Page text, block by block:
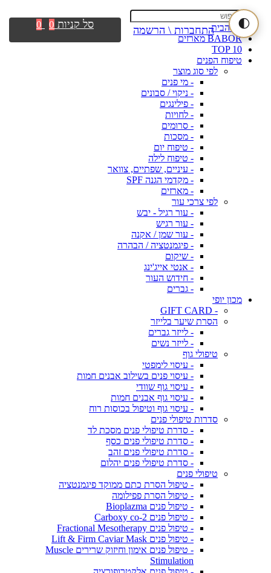
🌓דף הבית
BABOR מארזים
TOP 10
טיפוח הפנים
לפי סוג מוצר
- מי פנים
- ניקוי / סבונים
- פילינגים
- לחויות
- סרומים
- מסכות
- טיפוח יום
- טיפוח לילה
- עיניים, שפתיים, צוואר
- מקדמי הגנה SPF
- מארזים
לפי צרכי עור
- עור רגיל - יבש
- עור רגיש
- עור שמן / אקנה
- פיגמנטציה / הבהרה
- שיקום
- אנטי אייג'ינג
- חידוש העור
- גברים
מכון יופי
- GIFT CARD
הסרת שיער בלייזר
- לייזר גברים
- לייזר נשים
טיפולי גוף
- עיסוי לימפטי
- עיסוי פנים בשילוב אבנים חמות
- עיסוי גוף שוודי
- עיסוי גוף אבנים חמות
- עיסוי גוף וטיפול בכוסות רוח
סדרות טיפולי פנים
- סדרת טיפולי פנים מסכת לד
- סדרת טיפולי פנים כסף
- סדרת טיפולי פנים זהב
- סדרת טיפולי פנים יהלום
טיפולי פנים
- טיפול הסרת כתם ממוקד פיגמנטציה
- טיפול הסרת פפילומה
- טיפול פנים Bioplazma
- טיפול פנים Carboxy co-2
- טיפול פנים Fractional Mesotherapy
- טיפול פנים Lift & Firm Caviar Mask
- טיפול פנים אימון וחיזוק שרירים Muscle
Stimulation
התחברות \ הרשמה סל קניות 0
0